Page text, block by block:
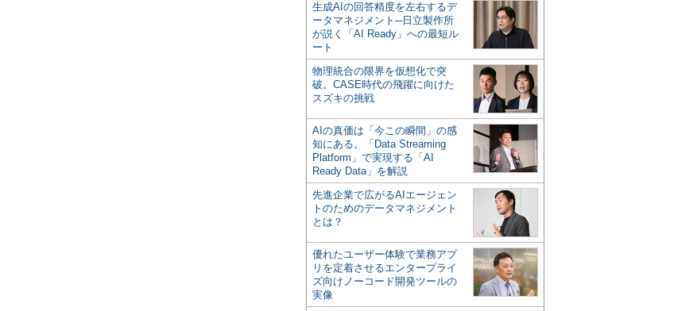
生成AIの回答精度を左右するデ
ータマネジメント─日立製作所
が説く「AI Ready」への最短ル
ート
物理統合の限界を仮想化で突
破。CASE時代の飛躍に向けた
スズキの挑戦
AIの真価は「今この瞬間」の感
知にある。「Data Streaming
Platform」で実現する「AI
Ready Data」を解説
先進企業で広がるAIエージェン
トのためのデータマネジメント
とは？
優れたユーザー体験で業務アプ
リを定着させるエンタープライ
ズ向けノーコード開発ツールの
実像